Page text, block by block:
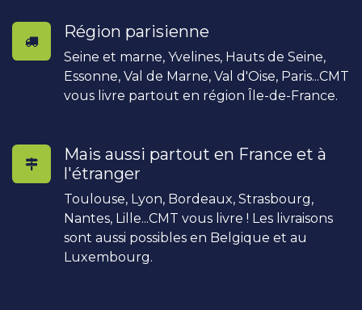
Région parisienne
Seine et marne, Yvelines, Hauts de Seine,
Essonne, Val de Marne, Val d'Oise, Paris...CMT
vous livre partout en région Île-de-France.
Mais aussi partout en France et à
l'étranger
Toulouse, Lyon, Bordeaux, Strasbourg,
Nantes, Lille...CMT vous livre ! Les livraisons
sont aussi possibles en Belgique et au
Luxembourg.